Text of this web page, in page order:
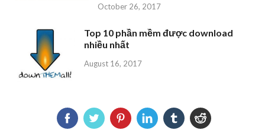
October 26, 2017
Top 10 phần mềm được download
nhiều nhất
August 16, 2017